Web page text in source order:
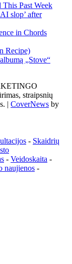
Past Week
slop’ after
in Chords
Recipe)
„Stove“
straipsnių
| CoverNews by
- Skaidrių
- Veidoskaita -
naujienos -